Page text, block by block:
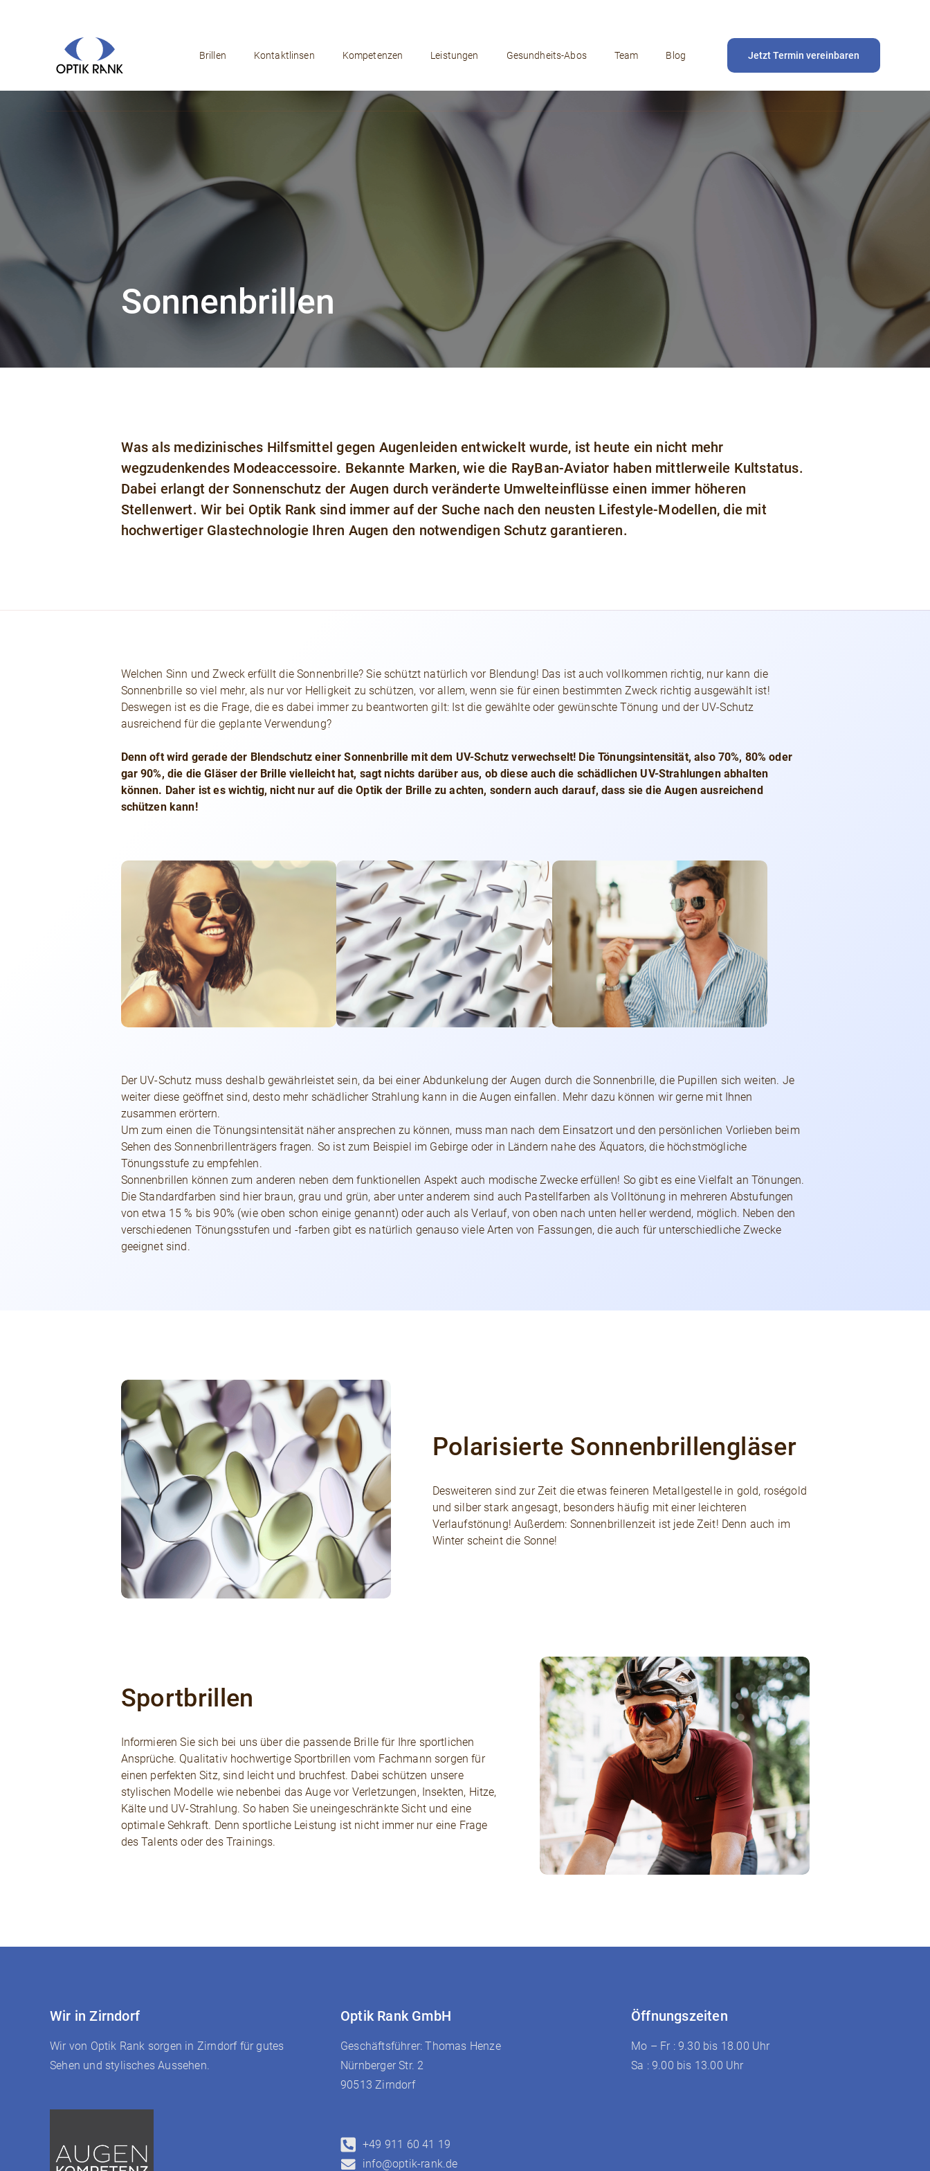
Brillen Kontaktlinsen Kompetenzen Leistungen Gesundheits-Abos Team Blog Jetzt Termin vereinbaren
Sonnenbrillen
Was als medizinisches Hilfsmittel gegen Augenleiden entwickelt wurde, ist heute ein nicht mehr
wegzudenkendes Modeaccessoire. Bekannte Marken, wie die RayBan-Aviator haben mittlerweile Kultstatus.
Dabei erlangt der Sonnenschutz der Augen durch veränderte Umwelteinflüsse einen immer höheren
Stellenwert. Wir bei Optik Rank sind immer auf der Suche nach den neusten Lifestyle-Modellen, die mit
hochwertiger Glastechnologie Ihren Augen den notwendigen Schutz garantieren.
Welchen Sinn und Zweck erfüllt die Sonnenbrille? Sie schützt natürlich vor Blendung! Das ist auch vollkommen richtig, nur kann die
Sonnenbrille so viel mehr, als nur vor Helligkeit zu schützen, vor allem, wenn sie für einen bestimmten Zweck richtig ausgewählt ist!
Deswegen ist es die Frage, die es dabei immer zu beantworten gilt: Ist die gewählte oder gewünschte Tönung und der UV-Schutz
ausreichend für die geplante Verwendung?
Denn oft wird gerade der Blendschutz einer Sonnenbrille mit dem UV-Schutz verwechselt! Die Tönungsintensität, also 70%, 80% oder
gar 90%, die die Gläser der Brille vielleicht hat, sagt nichts darüber aus, ob diese auch die schädlichen UV-Strahlungen abhalten
können. Daher ist es wichtig, nicht nur auf die Optik der Brille zu achten, sondern auch darauf, dass sie die Augen ausreichend
schützen kann!
Der UV-Schutz muss deshalb gewährleistet sein, da bei einer Abdunkelung der Augen durch die Sonnenbrille, die Pupillen sich weiten. Je
weiter diese geöffnet sind, desto mehr schädlicher Strahlung kann in die Augen einfallen. Mehr dazu können wir gerne mit Ihnen
zusammen erörtern.
Um zum einen die Tönungsintensität näher ansprechen zu können, muss man nach dem Einsatzort und den persönlichen Vorlieben beim
Sehen des Sonnenbrillenträgers fragen. So ist zum Beispiel im Gebirge oder in Ländern nahe des Äquators, die höchstmögliche
Tönungsstufe zu empfehlen.
Sonnenbrillen können zum anderen neben dem funktionellen Aspekt auch modische Zwecke erfüllen! So gibt es eine Vielfalt an Tönungen.
Die Standardfarben sind hier braun, grau und grün, aber unter anderem sind auch Pastellfarben als Volltönung in mehreren Abstufungen
von etwa 15 % bis 90% (wie oben schon einige genannt) oder auch als Verlauf, von oben nach unten heller werdend, möglich. Neben den
verschiedenen Tönungsstufen und -farben gibt es natürlich genauso viele Arten von Fassungen, die auch für unterschiedliche Zwecke
geeignet sind.
Polarisierte Sonnenbrillengläser
Desweiteren sind zur Zeit die etwas feineren Metallgestelle in gold, roségold
und silber stark angesagt, besonders häufig mit einer leichteren
Verlaufstönung! Außerdem: Sonnenbrillenzeit ist jede Zeit! Denn auch im
Winter scheint die Sonne!
Sportbrillen
Informieren Sie sich bei uns über die passende Brille für Ihre sportlichen
Ansprüche. Qualitativ hochwertige Sportbrillen vom Fachmann sorgen für
einen perfekten Sitz, sind leicht und bruchfest. Dabei schützen unsere
stylischen Modelle wie nebenbei das Auge vor Verletzungen, Insekten, Hitze,
Kälte und UV-Strahlung. So haben Sie uneingeschränkte Sicht und eine
optimale Sehkraft. Denn sportliche Leistung ist nicht immer nur eine Frage
des Talents oder des Trainings.
Wir in Zirndorf
Wir von Optik Rank sorgen in Zirndorf für gutes
Sehen und stylisches Aussehen.
Optik Rank GmbH
Geschäftsführer: Thomas Henze
Nürnberger Str. 2
90513 Zirndorf
+49 911 60 41 19
info@optik-rank.de
Öffnungszeiten
Mo – Fr : 9.30 bis 18.00 Uhr
Sa : 9.00 bis 13.00 Uhr